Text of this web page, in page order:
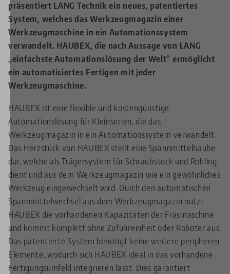
präsentiert LANG Technik ein neues, patentiertes
System, welches das Werkzeugmagazin einer
Werkzeugmaschine in ein Automationssystem
verwandelt. HAUBEX, die nach Aussage von LANG
„einfachste Automationslösung der Welt“ ermöglicht
ein automatisiertes Fertigen mit jeder
Werkzeugmaschine.
HAUBEX ist eine flexible und kostengünstige
Automationslösung für Kleinserien, die das
Werkzeugmagazin in ein Automationssystem verwandelt.
Das Herzstück von HAUBEX stellt eine Spannmittelhaube
dar, welche als Trägersystem für Schraubstock und Rohling
dient und aus dem Werkzeugmagazin wie ein gewöhnliches
Werkzeug eingewechselt wird. Durch den automatischen
Spannmittelwechsel aus dem Werkzeugmagazin nutzt
HAUBEX die vorhandenen Kapazitäten der Fräsmaschine
und kommt komplett ohne Zuführeinheit oder Roboter aus.
Das patentierte System benötigt keine weitere peripheren
Elemente, wodurch sich HAUBEX ideal in das vorhandene
Fertigungsumfeld integrieren lässt. Dies garantiert